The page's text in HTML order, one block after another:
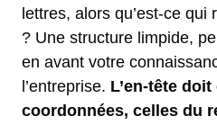
lettres, alors qu’est-ce
? Une structure limpide,
en avant votre
l’entreprise. L’en-tête
coordonnées, celles du